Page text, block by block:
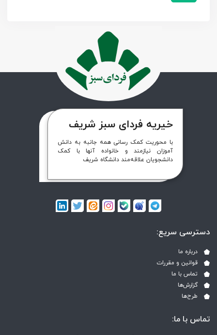
خیریه فردای سبز شریف
با محوریت کمک رسانی همه جانبه به دانش
آموزان نیازمند و خانواده آنها با کمک
دانشجویان علاقه‌مند دانشگاه شریف
دسترسی سریع:
درباره ما
قوانین و مقررات
تماس با ما
گزارش‌ها
طرح‌ها
تماس با ما: